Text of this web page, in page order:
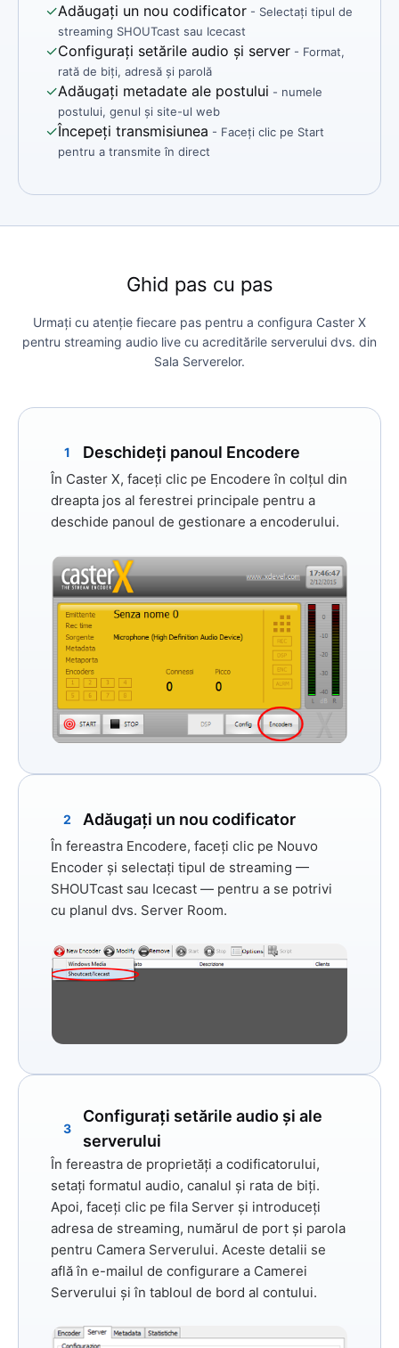
✓Adăugați un nou codificator - Selectați tipul de
streaming SHOUTcast sau Icecast
✓Configurați setările audio și server - Format,
rată de biți, adresă și parolă
✓Adăugați metadate ale postului - numele
postului, genul și site-ul web
✓Începeți transmisiunea - Faceți clic pe Start
pentru a transmite în direct
Ghid pas cu pas
Urmați cu atenție fiecare pas pentru a configura Caster X
pentru streaming audio live cu acreditările serverului dvs. din
Sala Serverelor.
1 Deschideți panoul Encodere
În Caster X, faceți clic pe Encodere în colțul din
dreapta jos al ferestrei principale pentru a
deschide panoul de gestionare a encoderului.
2 Adăugați un nou codificator
În fereastra Encodere, faceți clic pe Nouvo
Encoder și selectați tipul de streaming —
SHOUTcast sau Icecast — pentru a se potrivi
cu planul dvs. Server Room.
3
Configurați setările audio și ale
serverului
În fereastra de proprietăți a codificatorului,
setați formatul audio, canalul și rata de biți.
Apoi, faceți clic pe fila Server și introduceți
adresa de streaming, numărul de port și parola
pentru Camera Serverului. Aceste detalii se
află în e-mailul de configurare a Camerei
Serverului și în tabloul de bord al contului.